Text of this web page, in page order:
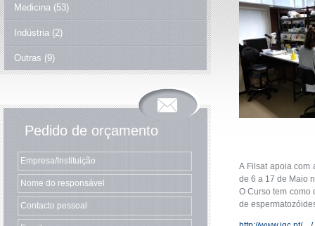
Medicina (53)
Indústria (2)
Outras (9)
Pedido de orçamento
A Filsat apoia com
de 6 a 17 de Maio
O Curso tem como
de